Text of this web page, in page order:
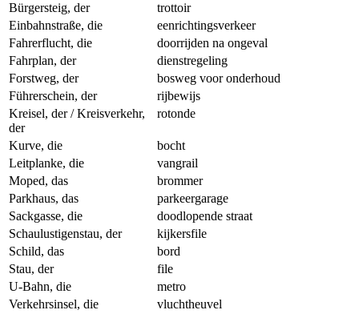
Bürgersteig, der
trottoir
Einbahnstraße, die
eenrichtingsverkeer
Fahrerflucht, die
doorrijden na ongeval
Fahrplan, der
dienstregeling
Forstweg, der
bosweg voor onderhoud
Führerschein, der
rijbewijs
Kreisel, der / Kreisverkehr,
der
rotonde
Kurve, die
bocht
Leitplanke, die
vangrail
Moped, das
brommer
Parkhaus, das
parkeergarage
Sackgasse, die
doodlopende straat
Schaulustigenstau, der
kijkersfile
Schild, das
bord
Stau, der
file
U-Bahn, die
metro
Verkehrsinsel, die
vluchtheuvel